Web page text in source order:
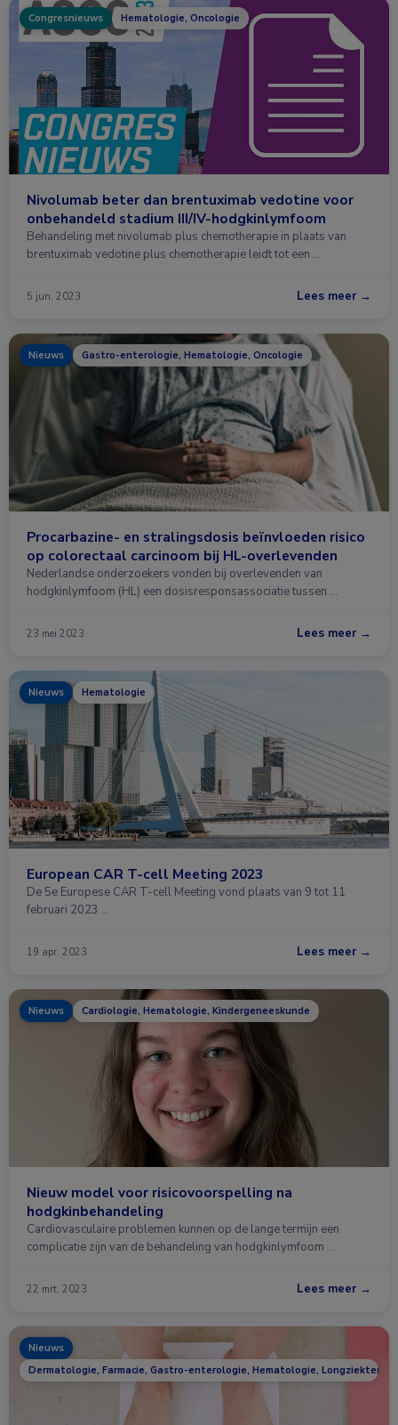
Congresnieuws Hematologie, Oncologie
Nivolumab beter dan brentuximab vedotine voor
onbehandeld stadium III/IV-hodgkinlymfoom
Behandeling met nivolumab plus chemotherapie in plaats van
brentuximab vedotine plus chemotherapie leidt tot een …
5 jun. 2023 Lees meer →
Nieuws Gastro-enterologie, Hematologie, Oncologie
Procarbazine- en stralingsdosis beïnvloeden risico
op colorectaal carcinoom bij HL-overlevenden
Nederlandse onderzoekers vonden bij overlevenden van
hodgkinlymfoom (HL) een dosisresponsassociatie tussen …
23 mei 2023 Lees meer →
Nieuws Hematologie
European CAR T-cell Meeting 2023
De 5e Europese CAR T-cell Meeting vond plaats van 9 tot 11
februari 2023 …
19 apr. 2023 Lees meer →
Nieuws Cardiologie, Hematologie, Kindergeneeskunde
Nieuw model voor risicovoorspelling na
hodgkinbehandeling
Cardiovasculaire problemen kunnen op de lange termijn een
complicatie zijn van de behandeling van hodgkinlymfoom …
22 mrt. 2023 Lees meer →
Nieuws
Dermatologie, Farmacie, Gastro-enterologie, Hematologie, Longziekten,